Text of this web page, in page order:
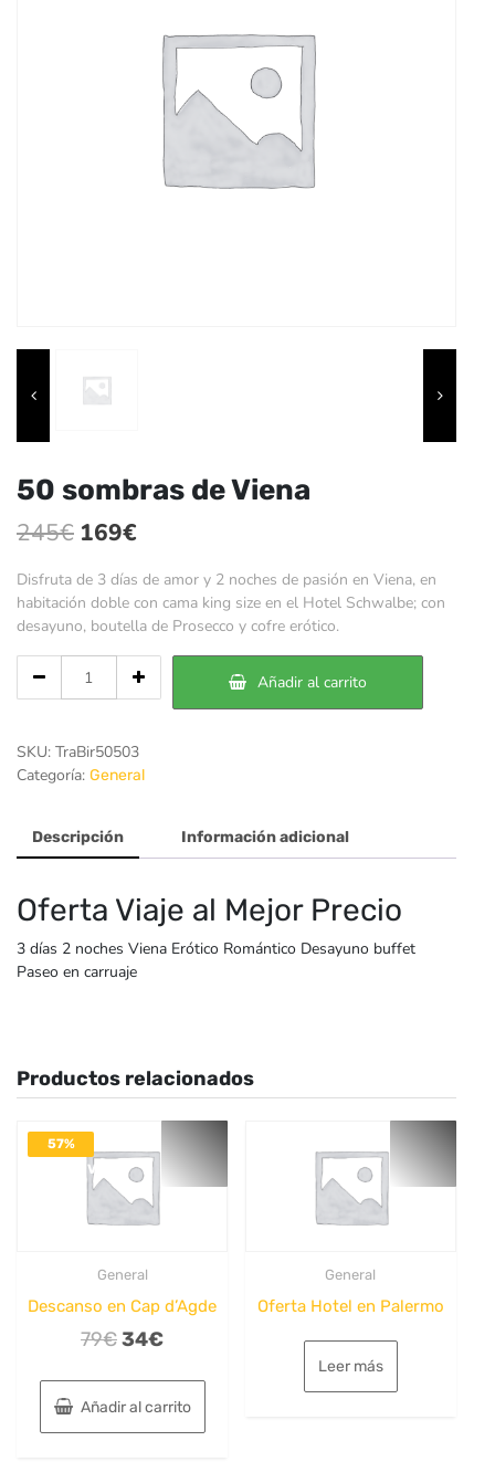
50 sombras de Viena
245€ El
precio
original
era:
245€.
169€
precio
actual
es:
169€.
Disfruta de 3 días de amor y 2 noches de pasión en Viena, en
habitación doble con cama king size en el Hotel Schwalbe; con
desayuno, boutella de Prosecco y cofre erótico.
de
Viena
Añadir al carrito
SKU: TraBir50503
Categoría: General
Descripción Información adicional
Oferta Viaje al Mejor Precio
3 días 2 noches Viena Erótico Romántico Desayuno buffet
Paseo en carruaje
Productos relacionados
57%
DESACTIVADO
General
Descanso en Cap d’Agde
79€El
original
era:
34€El
actual
es:
Añadir al carrito
General
Oferta Hotel en Palermo
Leer más